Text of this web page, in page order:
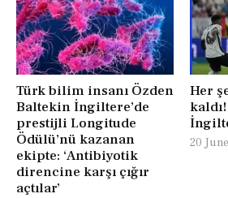
Türk bilim insanı Özden
Baltekin İngiltere’de
prestijli Longitude
Ödülü’nü kazanan
ekipte: ‘Antibiyotik
direncine karşı çığır
açtılar’
Her
20